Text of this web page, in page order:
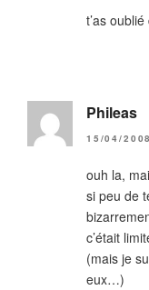
t’as
Phileas
15/04/
ouh la,
si peu de
c’était
(mais je
eux…)